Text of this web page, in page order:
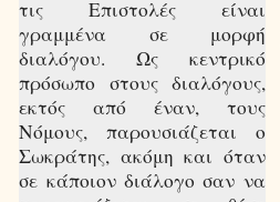
τις Επιστολές είναι
γραμμένα σε μορφή
διαλόγου. Ως κεντρικό
πρόσωπο στους διαλόγους,
εκτός από έναν, τους
Νόμους, παρουσιάζεται ο
Σωκράτης, ακόμη και όταν
σε κάποιον διάλογο σαν να